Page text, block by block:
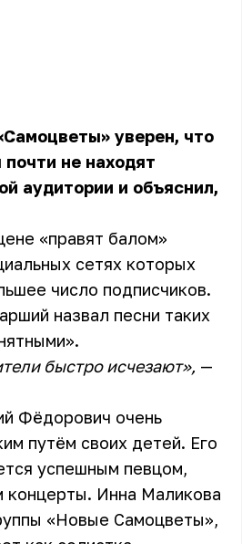
уверен, что
не находят
аудитории и объяснил,
«правят балом»
сетях которых
число подписчиков.
назвал песни таких
быстро исчезают», —
Фёдорович очень
путём своих детей. Его
успешным певцом,
концерты. Инна Маликова
«Новые Самоцветы»,